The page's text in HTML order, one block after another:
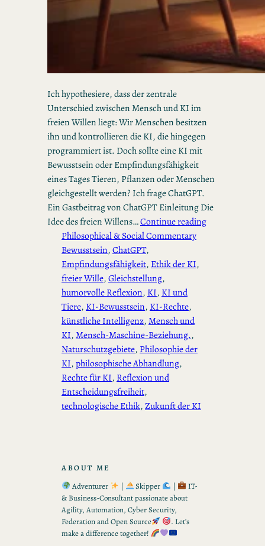
Ich hypothesiere, dass der zentrale
Unterschied zwischen Mensch und KI im
freien Willen liegt: Wir Menschen besitzen
ihn und kontrollieren die KI, die hingegen
programmiert ist. Doch sollte eine KI mit
Bewusstsein oder Empfindungsfähigkeit
eines Tages Tieren, Pflanzen oder Menschen
gleichgestellt werden? Ich frage ChatGPT.
Ein Gastbeitrag von ChatGPT Einleitung Die
Idee des freien Willens…Continue reading
Philosophical & Social Commentary
Bewusstsein, ChatGPT
Empfindungsfähigkeit, Ethik der KI
freier Wille, Gleichstellung
humorvolle Reflexion, KI, KI und
Tiere, KI-Bewusstsein, KI-Rechte
künstliche Intelligenz, Mensch und
KI, Mensch-Maschine-Beziehung.
Naturschutzgebiete, Philosophie der
KI, philosophische Abhandlung
Rechte für KI, Reflexion und
Entscheidungsfreiheit
technologische Ethik, Zukunft der KI
ABOUT ME
Adventurer
| Skipper |
IT-
& Business-Consultant passionate about
Agility, Automation, Cyber Security,
Federation and Open Source
. Let’s
make a difference together!